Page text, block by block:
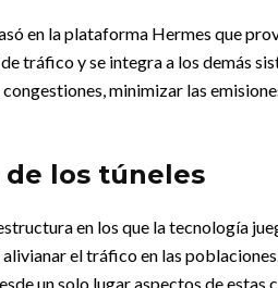
en la plataforma Hermes que
tráfico y se integra a los demás
minimizar las
de los túneles
en los que la tecnología
alivianar el tráfico en las
un solo lugar aspectos de